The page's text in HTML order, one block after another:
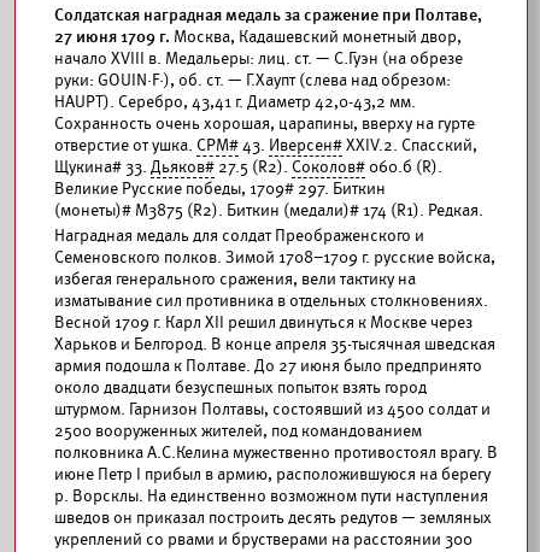
Солдатская наградная медаль за сражение при Полтаве,
27 июня 1709 г. Москва, Кадашевский монетный двор,
начало XVIII в. Медальеры: лиц. ст. — С.Гуэн (на обрезе
руки: GOUIN·F·), об. ст. — Г.Хаупт (слева над обрезом:
HAUPT). Серебро, 43,41 г. Диаметр 42,0-43,2 мм.
Сохранность очень хорошая, царапины, вверху на гурте
отверстие от ушка. СРМ#43. Иверсен#XXIV.2. Спасский,
Щукина# 33. Дьяков# 27.5 (R2). Соколов# 060.б (R).
Великие Русские победы, 1709# 297. Биткин
(монеты)# М3875 (R2). Биткин (медали)# 174 (R1). Редкая.
Наградная медаль для солдат Преображенского и
Семеновского полков. Зимой 1708–1709 г. русские войска,
избегая генерального сражения, вели тактику на
изматывание сил противника в отдельных столкновениях.
Весной 1709 г. Карл XII решил двинуться к Москве через
Харьков и Белгород. В конце апреля 35-тысячная шведская
армия подошла к Полтаве. До 27 июня было предпринято
около двадцати безуспешных попыток взять город
штурмом. Гарнизон Полтавы, состоявший из 4500 солдат и
2500 вооруженных жителей, под командованием
полковника А.С.Келина мужественно противостоял врагу. В
июне Петр I прибыл в армию, расположившуюся на берегу
р. Ворсклы. На единственно возможном пути наступления
шведов он приказал построить десять редутов — земляных
укреплений со рвами и брустверами на расстоянии 300